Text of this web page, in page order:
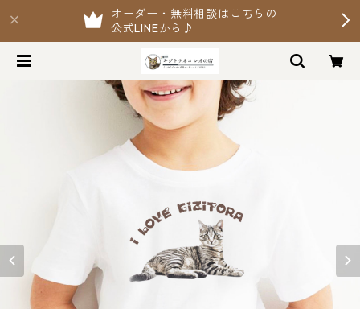
オーダー・無料相談はこちらの
公式LINEから♪